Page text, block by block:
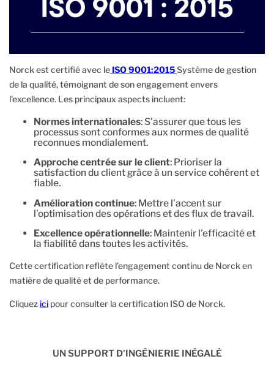
Norck est certifié avec le ISO 9001:2015Système de gestion
de la qualité, témoignant de son engagement envers
l'excellence. Les principaux aspects incluent:
Normes internationales: S’assurer que tous les
processus sont conformes aux normes de qualité
reconnues mondialement.
Approche centrée sur le client: Prioriser la
satisfaction du client grâce à un service cohérent et
fiable.
Amélioration continue: Mettre l’accent sur
l’optimisation des opérations et des flux de travail.
Excellence opérationnelle: Maintenir l’efficacité et
la fiabilité dans toutes les activités.
Cette certification reflète l’engagement continu de Norck en
matière de qualité et de performance.
Cliquez ici pour consulter la certification ISO de Norck.
UN SUPPORT D'INGÉNIERIE INÉGALÉ